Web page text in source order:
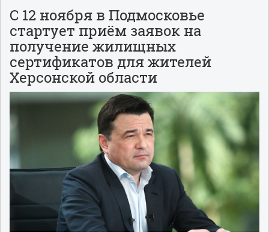
С 12 ноября в Подмосковье
стартует приём заявок на
получение жилищных
сертификатов для жителей
Херсонской области